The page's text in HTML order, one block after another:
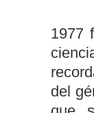
1977
del